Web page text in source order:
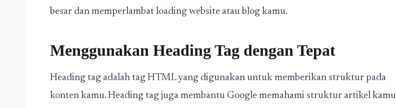
besar dan memperlambat loading website atau blog kamu.
Menggunakan Heading Tag dengan Tepat
Heading tag adalah tag HTML yang digunakan untuk memberikan struktur pada
konten kamu. Heading tag juga membantu Google memahami struktur artikel kamu